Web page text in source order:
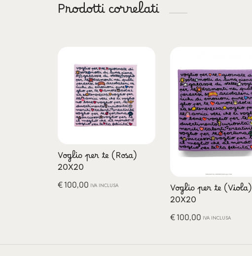
Prodotti correlati
Voglio per te (Rosa)
20X20
€100,00 IVA INCLUSA Voglio per te (Viola)
20X20
€100,00 IVA INCLUSA